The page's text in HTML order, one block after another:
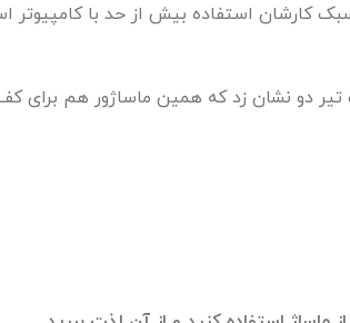
کارشان استفاده بیش از حد با
دو نشان زد که همین ماساژور هم برای